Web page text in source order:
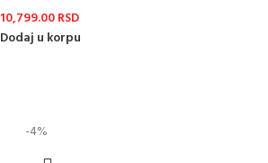
10,799.00RSD
Dodaj u korpu
-4%